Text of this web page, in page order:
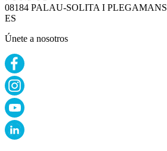
08184 PALAU-SOLITA I PLEGAMANS
ES
Únete a nosotros